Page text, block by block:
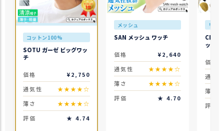
コットン100%
SOTU ガーゼ ビッグワッ
チ
価格
¥2,750
通気性
★★★★☆
薄さ
★★★★☆
評価
★ 4.74
メッシュ
SAN メッシュ ワッチ
価格
¥2,640
通気性
★★★★☆
薄さ
★★★★☆
評価
★ 4.70
リネ
ックワ
価格
通気性
薄さ
評価